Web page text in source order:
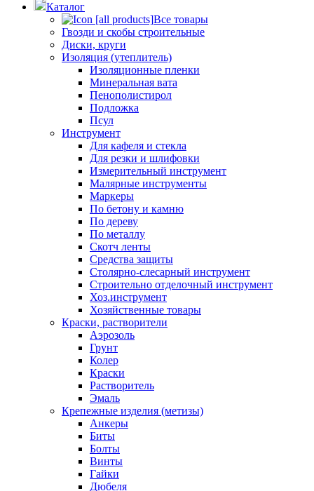
Каталог
Все товары
Гвозди и скобы строительные
Диски, круги
Изоляция (утеплитель)
Изоляционные пленки
Минеральная вата
Пенополистирол
Подложка
Псул
Инструмент
Для кафеля и стекла
Для резки и шлифовки
Измерительный инструмент
Малярные инструменты
Маркеры
По бетону и камню
По дереву
По металлу
Скотч ленты
Средства защиты
Столярно-слесарный инструмент
Строительно отделочный инструмент
Хоз.инструмент
Хозяйственные товары
Краски, растворители
Аэрозоль
Грунт
Колер
Краски
Растворитель
Эмаль
Крепежные изделия (метизы)
Анкеры
Биты
Болты
Винты
Гайки
Дюбеля